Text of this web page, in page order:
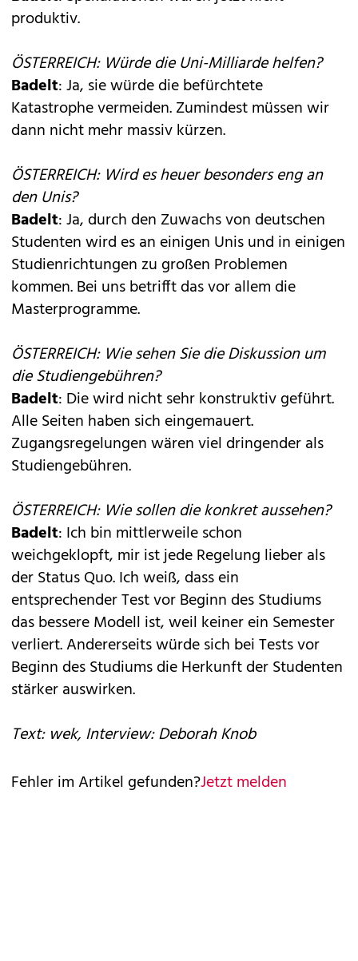
produktiv.
ÖSTERREICH: Würde die Uni-Milliarde helfen?
Badelt: Ja, sie würde die befürchtete
Katastrophe vermeiden. Zumindest müssen wir
dann nicht mehr massiv kürzen.
ÖSTERREICH: Wird es heuer besonders eng an
den Unis?
Badelt: Ja, durch den Zuwachs von deutschen
Studenten wird es an einigen Unis und in einigen
Studienrichtungen zu großen Problemen
kommen. Bei uns betrifft das vor allem die
Masterprogramme.
ÖSTERREICH: Wie sehen Sie die Diskussion um
die Studiengebühren?
Badelt: Die wird nicht sehr konstruktiv geführt.
Alle Seiten haben sich eingemauert.
Zugangsregelungen wären viel dringender als
Studiengebühren.
ÖSTERREICH: Wie sollen die konkret aussehen?
Badelt: Ich bin mittlerweile schon
weichgeklopft, mir ist jede Regelung lieber als
der Status Quo. Ich weiß, dass ein
entsprechender Test vor Beginn des Studiums
das bessere Modell ist, weil keiner ein Semester
verliert. Andererseits würde sich bei Tests vor
Beginn des Studiums die Herkunft der Studenten
stärker auswirken.
Text: wek, Interview: Deborah Knob
Fehler im Artikel gefunden?Jetzt melden